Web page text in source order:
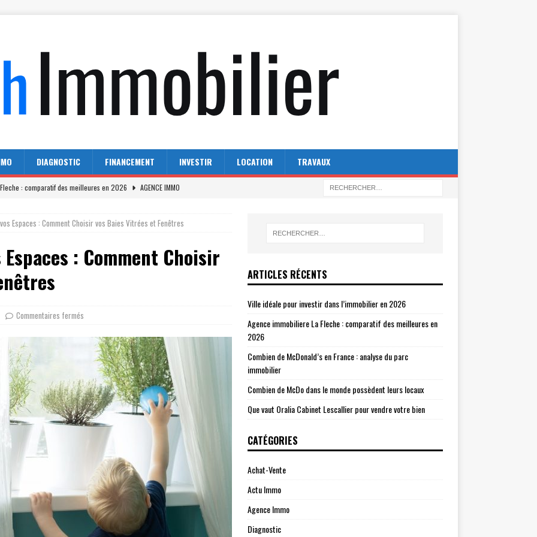
DIAGNOSTIC FINANCEMENT INVESTIR LOCATION TRAVAUX
: comparatif des meilleures en 2026
AGENCE IMMO
le monde possèdent leurs locaux
ACTU IMMO
Lescallier pour vendre votre bien
l’immobilier en 2026 INVESTIR
Espaces : Comment Choisir vos Baies Vitrées et Fenêtres
: Comment Choisir
Commentaires fermés
ARTICLES RÉCENTS
Ville idéale pour investir dans l’immobilier en 2026
Agence immobiliere La Fleche : comparatif des meilleures en
2026
Combien de McDonald’s en France : analyse du parc
immobilier
Combien de McDo dans le monde possèdent leurs locaux
Que vaut Oralia Cabinet Lescallier pour vendre votre bien
CATÉGORIES
Achat-Vente
Actu Immo
Agence Immo
Diagnostic